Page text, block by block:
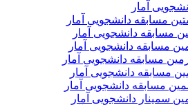
آمار
مسابقه دانشجویی آمار
مسابقه دانشجویی آمار
مسابقه دانشجویی آمار
مسابقه دانشجویی آمار
مسابقه دانشجویی آمار
مسابقه دانشجویی آمار
سمینار دانشجویی آمار